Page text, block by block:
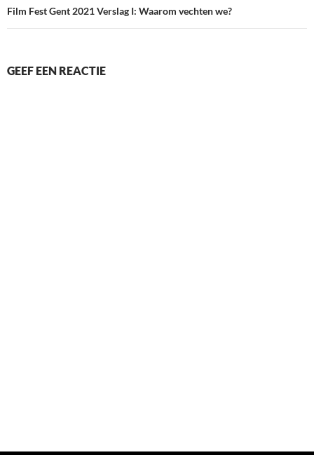
Film Fest Gent 2021 Verslag I: Waarom vechten we?
GEEF EEN REACTIE